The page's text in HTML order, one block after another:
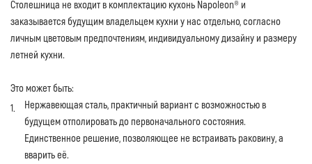
Столешница не входит в комплектацию кухонь Napoleon® и
заказывается будущим владельцем кухни у нас отдельно, согласно
личным цветовым предпочтениям, индивидуальному дизайну и размеру
летней кухни.
Это может быть:
Нержавеющая сталь, практичный вариант с возможностью в
будущем отполировать до первоначального состояния.
Единственное решение, позволяющее не встраивать раковину, а
вварить её.